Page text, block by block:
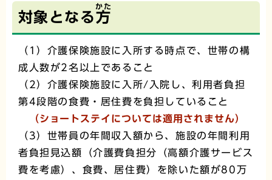
対象となる方
かた
（1）介護保険施設に入所する時点で、世帯の構
成人数が2名以上であること
（2）介護保険施設に入所/入院し、利用者負担
第4段階の食費・居住費を負担していること
（ショートステイについては適用されません）
（3）世帯員の年間収入額から、施設の年間利用
者負担見込額（介護費負担分（高額介護サービス
費を考慮）、食費、居住費）を除いた額が80万